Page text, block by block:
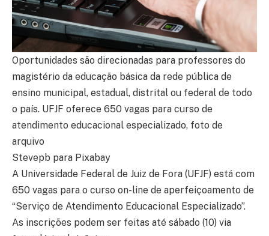
Oportunidades são direcionadas para professores do
magistério da educação básica da rede pública de
ensino municipal, estadual, distrital ou federal de todo
o país. UFJF oferece 650 vagas para curso de
atendimento educacional especializado, foto de
arquivo
Stevepb para Pixabay
A Universidade Federal de Juiz de Fora (UFJF) está com
650 vagas para o curso on-line de aperfeiçoamento de
“Serviço de Atendimento Educacional Especializado”.
As inscrições podem ser feitas até sábado (10) via